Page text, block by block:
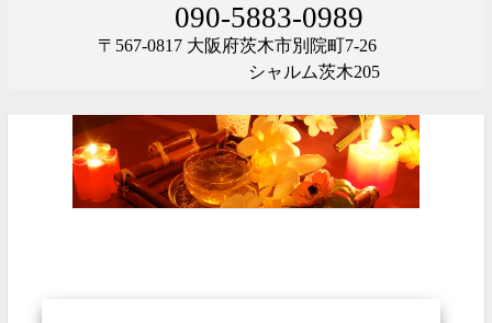
090-5883-0989
〒567-0817 大阪府茨木市別院町7-26
シャルム茨木205